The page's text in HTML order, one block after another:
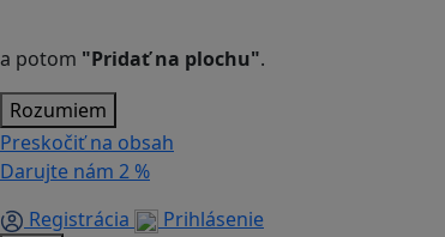
a potom "Pridať na plochu".
Rozumiem
Preskočiť na obsah
Darujte nám 2 %
Registrácia
Prihlásenie